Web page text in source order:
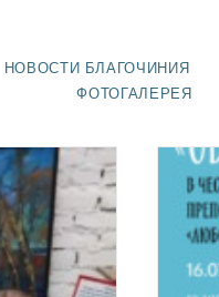
НОВОСТИ БЛАГОЧИНИЯ
ФОТОГАЛЕРЕЯ